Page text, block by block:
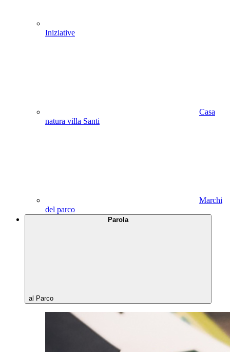
Iniziative
Casa
natura villa Santi
Marchi
del parco
Parola
al Parco